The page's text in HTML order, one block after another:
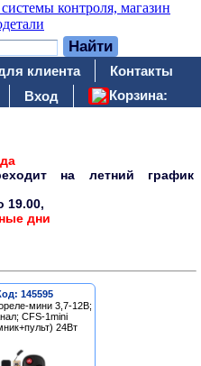
клиента
Контакты
Вход Корзина:
на летний график
19.00,
дни
145595
мини 3,7-12В;
CFS-1mini
24Вт